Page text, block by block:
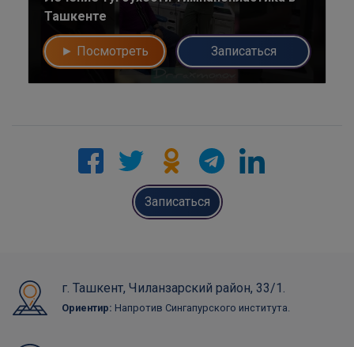
Ташкенте
► Посмотреть Записаться
Записаться
г. Ташкент, Чиланзарский район, 33/1.
Ориентир: Напротив Сингапурского института.